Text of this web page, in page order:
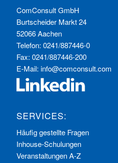
ComConsult GmbH
Burtscheider Markt 24
52066 Aachen
Telefon: 0241/887446-0
Fax: 0241/887446-200
E-Mail: info@comconsult.com
SERVICES:
Häufig gestellte Fragen
Inhouse-Schulungen
Veranstaltungen A-Z